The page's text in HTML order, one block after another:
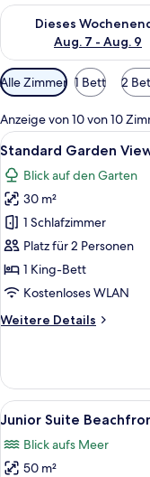
Dieses
Aug. 7 - Aug. 9
Überprüfe die
Verfügbare
Filter
für
Zimmer
Alle Zimmer 1 Bett 2
Anzeige von 10 von 10
Alle
Fotos
für
Standard
Garden
View
anzeigen
8
Standard Garden
Blick auf den Garten
30 m²
1 Schlafzimmer
Platz für 2 Personen
1 King-Bett
Kostenloses WLAN
Weitere Details
Weitere
Garden
View
Alle
Fotos
für
Junior
9
Junior Suite
Blick aufs Meer
50 m²